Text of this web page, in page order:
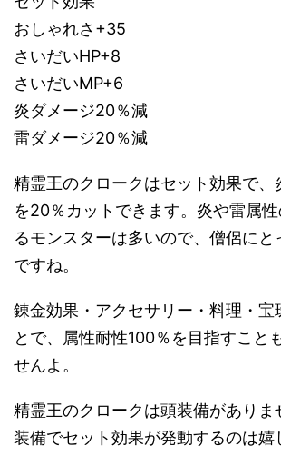
おしゃれさ+35
さいだいHP+8
さいだいMP+6
炎ダメージ20％減
雷ダメージ20％減
精霊王のクロークはセット効果で、
を20％カットできます。炎や雷属性
るモンスターは多いので、僧侶にと
ですね。
錬金効果・アクセサリー・料理・宝
とで、属性耐性100％を目指すこと
せんよ。
精霊王のクロークは頭装備があり
装備でセット効果が発動するのは嬉